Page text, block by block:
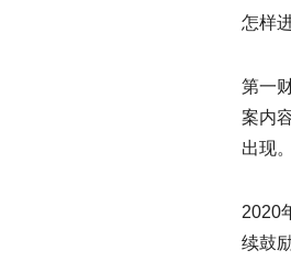
怎样
第一
案内
出现
2020
续鼓